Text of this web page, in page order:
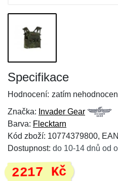
Specifikace
Hodnocení: zatím
Značka: Invader Gear
Barva: Flecktarn
Kód zboží: 10774379800,
Dostupnost: do 10-14 dnů od
2217 Kč